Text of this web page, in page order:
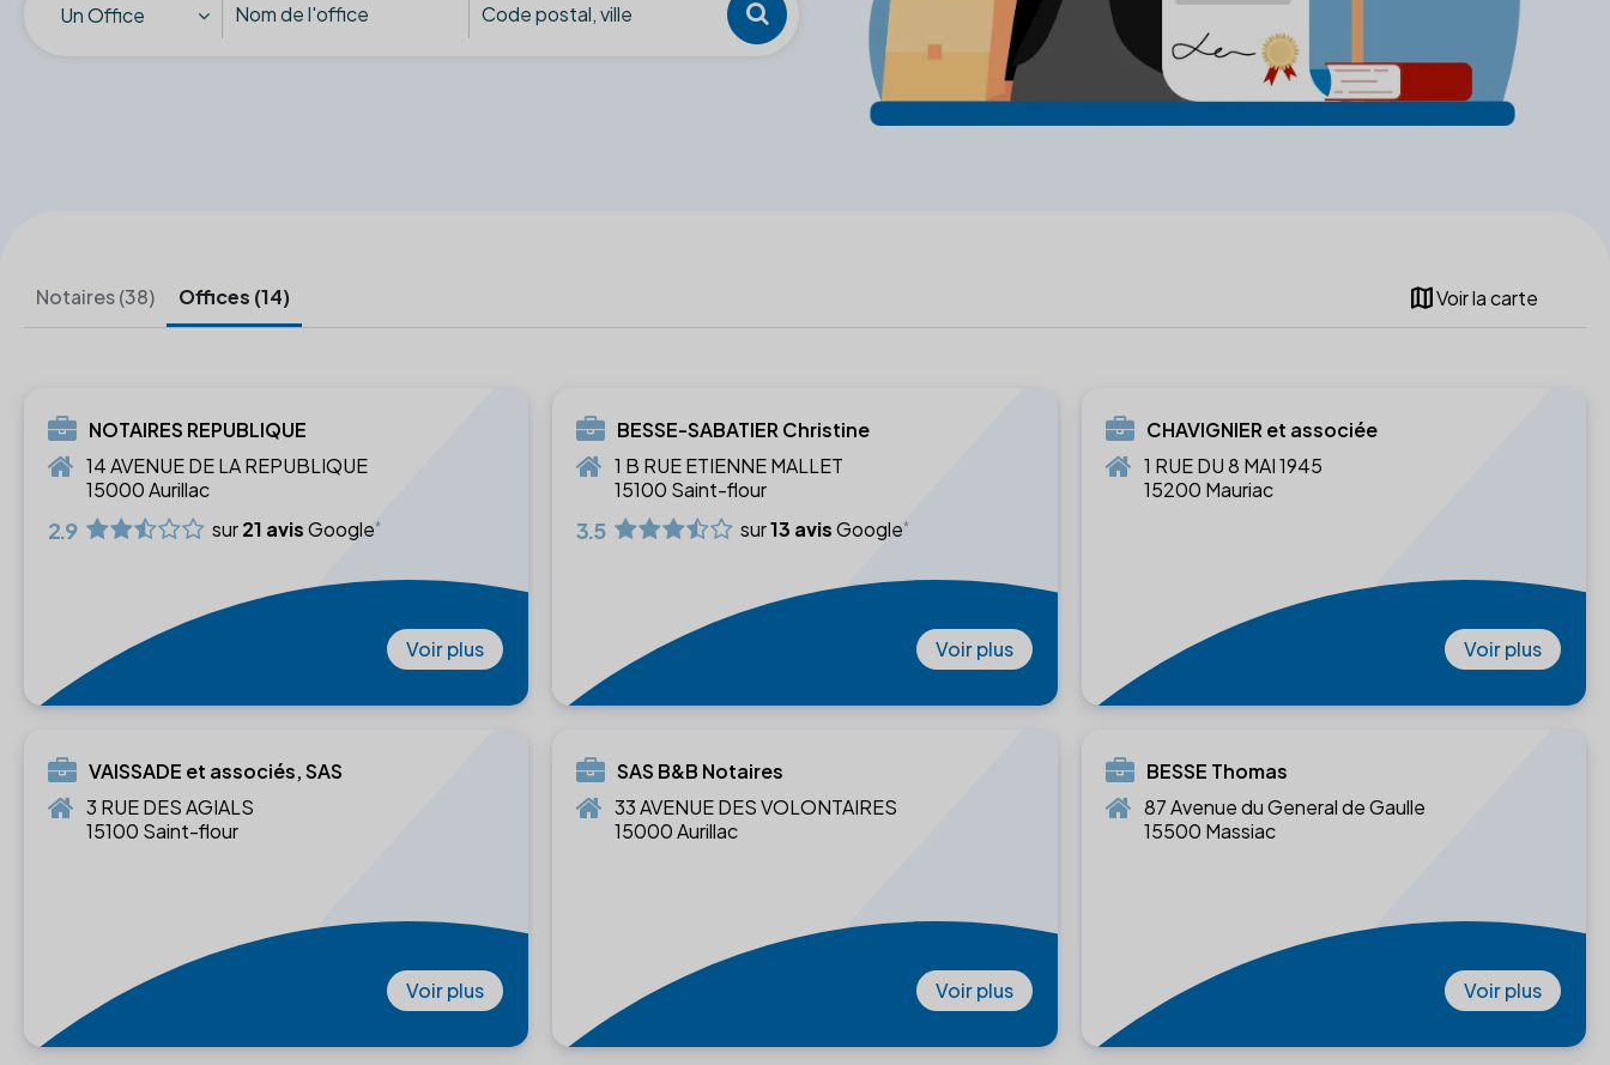
Un Office
mapVoir la carte
Notaires (38) Offices (14)
NOTAIRES REPUBLIQUE
14 AVENUE DE LA REPUBLIQUE
15000 Aurillac
2.9 sur21 avisGoogle
Voir plus
BESSE-SABATIER Christine
1 B RUE ETIENNE MALLET
15100 Saint-flour
3.5 sur13 avisGoogle
Voir plus
CHAVIGNIER et associée
1 RUE DU 8 MAI 1945
15200 Mauriac
Voir plus
VAISSADE et associés, SAS
3 RUE DES AGIALS
15100 Saint-flour
Voir plus
SAS B&B Notaires
33 AVENUE DES VOLONTAIRES
15000 Aurillac
Voir plus
BESSE Thomas
87 Avenue du General de Gaulle
15500 Massiac
Voir plus